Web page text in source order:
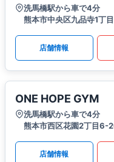
洗馬橋駅から車で4分
熊本市中央区九品寺1丁
店舗情報
ONE HOPE GYM
洗馬橋駅から車で4分
熊本市西区花園2丁目6-
店舗情報